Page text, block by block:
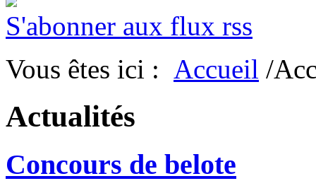
S'abonner aux flux rss
Vous êtes ici : Accueil /
Actualités
Concours de belote